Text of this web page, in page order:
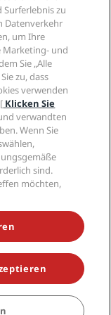
RHG Radisson
Radisson Collection,
Inn & Suites, Prize by
sind Warenzeichen
zu
Datenverkehr
um Ihre
Marketing- und
Sie „Alle
zu, dass
verwenden
Klicken Sie
verwandten
Wenn Sie
sind.
möchten,